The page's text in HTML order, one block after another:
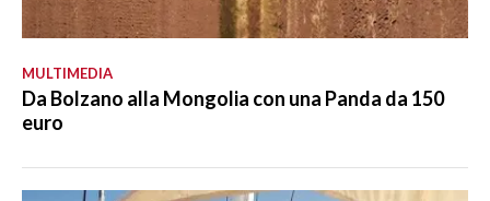
MULTIMEDIA
Da Bolzano alla Mongolia con una Panda da 150
euro